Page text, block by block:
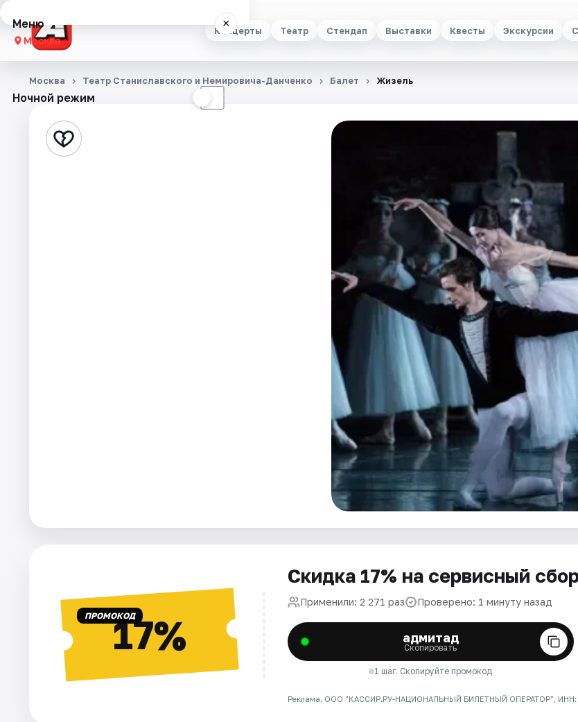
Концерты Театр Стендап Выставки Квесты Экскурсии
Меню ×
Москва
Концерты
Стендап
Ночной режим ☾
Москва Театр Станиславского и Немировича-Данченко Балет Жизель
ПРОМОКОД17%
Скидка 17% на сервисный
Применили: 2 271 раз Проверено: 1 минуту назад
адмитад
Скопировать
1 шаг. Скопируйте промокод
Реклама. ООО "КАССИР.РУ-НАЦИОНАЛЬНЫЙ БИЛЕТНЫЙ ОПЕРАТОР", ИНН: